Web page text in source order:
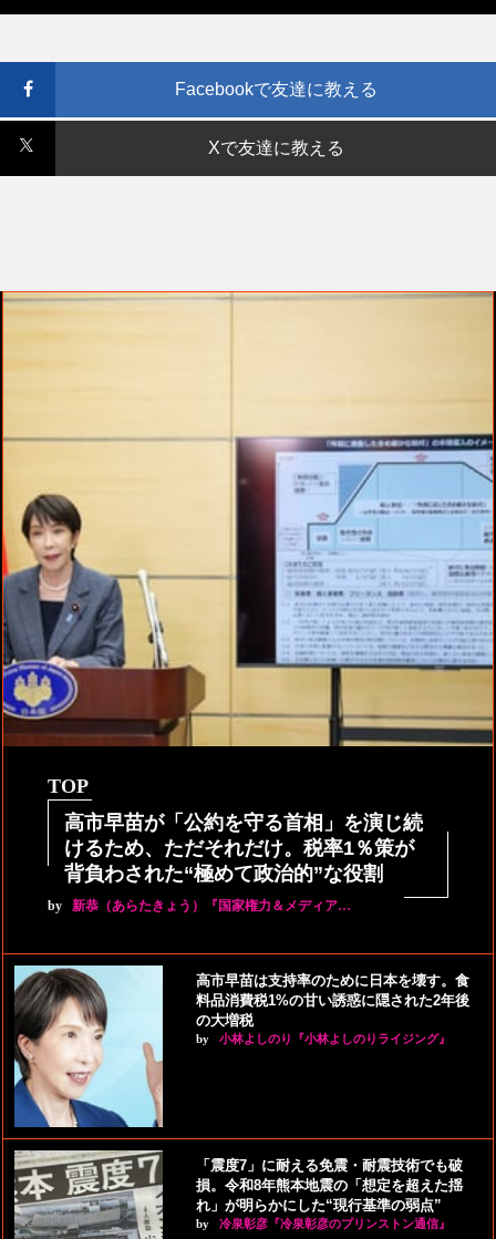
Facebookで友達に教える
Xで友達に教える
TOP
高市早苗が「公約を守る首相」を演じ続
けるため、ただそれだけ。税率1％策が
背負わされた“極めて政治的”な役割
by 新恭（あらたきょう）『国家権力＆メディア…
高市早苗は支持率のために日本を壊す。食
料品消費税1%の甘い誘惑に隠された2年後
の大増税
by 小林よしのり『小林よしのりライジング』
「震度7」に耐える免震・耐震技術でも破
損。令和8年熊本地震の「想定を超えた揺
れ」が明らかにした“現行基準の弱点”
by 冷泉彰彦『冷泉彰彦のプリンストン通信』